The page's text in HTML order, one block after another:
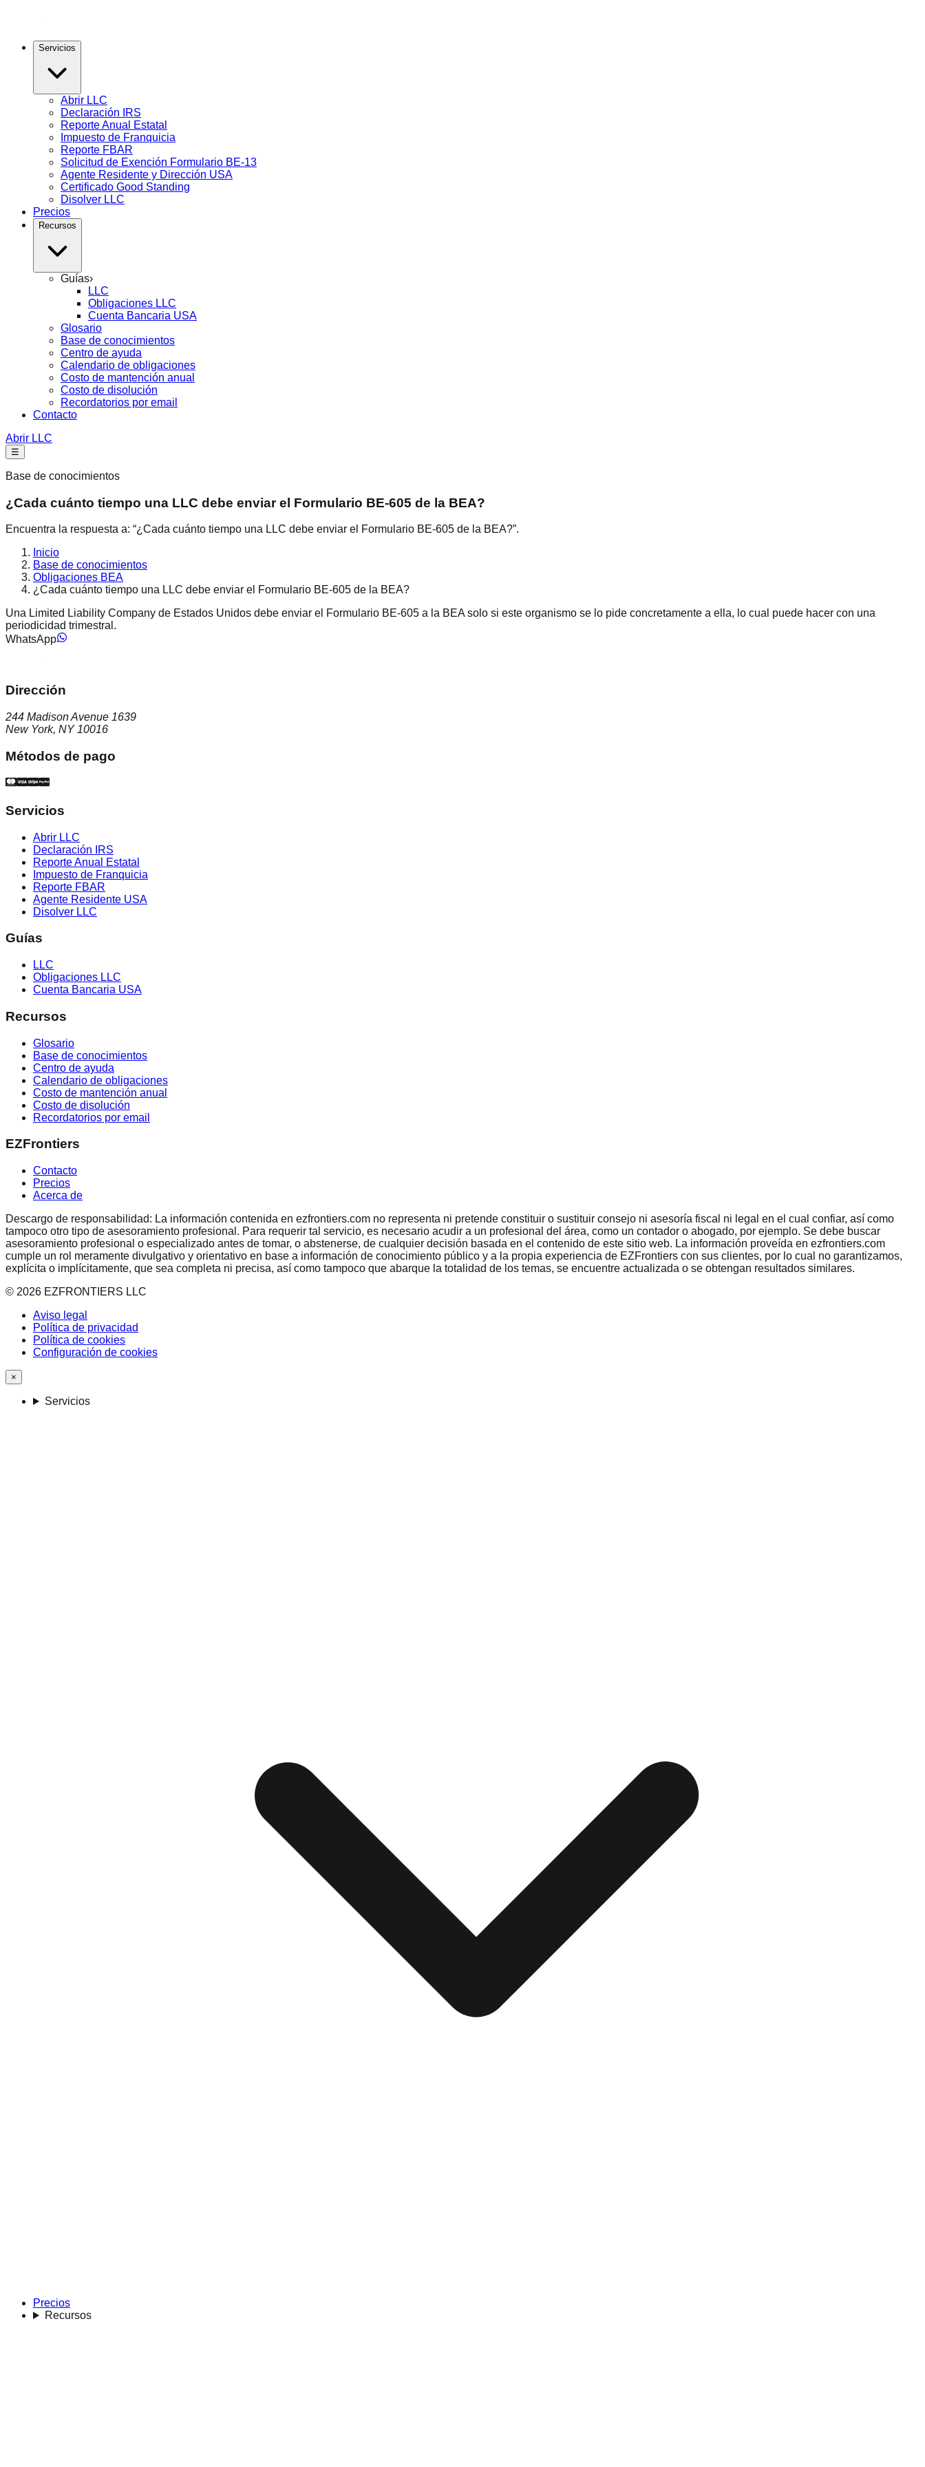
Servicios
Abrir LLC
Declaración IRS
Reporte Anual Estatal
Impuesto de Franquicia
Reporte FBAR
Solicitud de Exención Formulario BE-13
Agente Residente y Dirección USA
Certificado Good Standing
Disolver LLC
Precios
Recursos
Guías›
LLC
Obligaciones LLC
Cuenta Bancaria USA
Glosario
Base de conocimientos
Centro de ayuda
Calendario de obligaciones
Costo de mantención anual
Costo de disolución
Recordatorios por email
Contacto
Abrir LLC
☰
Base de conocimientos
¿Cada cuánto tiempo una LLC debe enviar el Formulario BE-605 de la BEA?
Encuentra la respuesta a: “¿Cada cuánto tiempo una LLC debe enviar el Formulario BE-605 de la BEA?”.
Inicio
Base de conocimientos
Obligaciones BEA
¿Cada cuánto tiempo una LLC debe enviar el Formulario BE-605 de la BEA?
Una Limited Liability Company de Estados Unidos debe enviar el Formulario BE-605 a la BEA solo si este organismo se lo pide concretamente a ella, lo cual puede hacer con una
periodicidad trimestral.
WhatsApp
Dirección
244 Madison Avenue 1639
New York, NY 10016
Métodos de pago
Servicios
Abrir LLC
Declaración IRS
Reporte Anual Estatal
Impuesto de Franquicia
Reporte FBAR
Agente Residente USA
Disolver LLC
Guías
LLC
Obligaciones LLC
Cuenta Bancaria USA
Recursos
Glosario
Base de conocimientos
Centro de ayuda
Calendario de obligaciones
Costo de mantención anual
Costo de disolución
Recordatorios por email
EZFrontiers
Contacto
Precios
Acerca de
Descargo de responsabilidad: La información contenida en ezfrontiers.com no representa ni pretende constituir o sustituir consejo ni asesoría fiscal ni legal en el cual confiar, así como
tampoco otro tipo de asesoramiento profesional. Para requerir tal servicio, es necesario acudir a un profesional del área, como un contador o abogado, por ejemplo. Se debe buscar
asesoramiento profesional o especializado antes de tomar, o abstenerse, de cualquier decisión basada en el contenido de este sitio web. La información proveída en ezfrontiers.com
cumple un rol meramente divulgativo y orientativo en base a información de conocimiento público y a la propia experiencia de EZFrontiers con sus clientes, por lo cual no garantizamos,
explícita o implícitamente, que sea completa ni precisa, así como tampoco que abarque la totalidad de los temas, se encuentre actualizada o se obtengan resultados similares.
© 2026 EZFRONTIERS LLC
Aviso legal
Política de privacidad
Política de cookies
Configuración de cookies
×
Servicios
Precios
Recursos